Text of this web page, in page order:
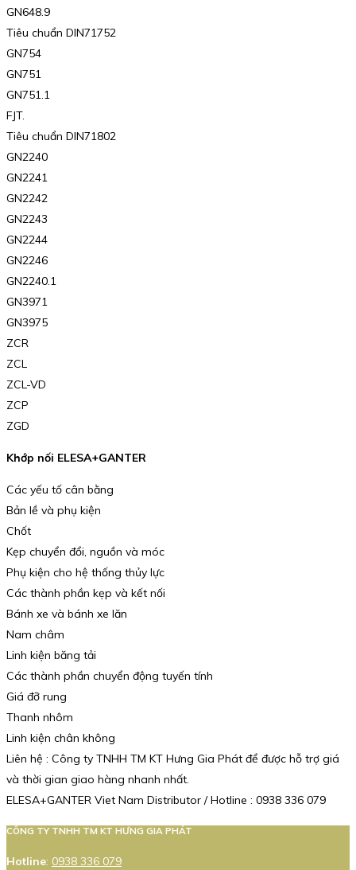
GN648.9
Tiêu chuẩn DIN71752
GN754
GN751
GN751.1
FJT.
Tiêu chuẩn DIN71802
GN2240
GN2241
GN2242
GN2243
GN2244
GN2246
GN2240.1
GN3971
GN3975
ZCR
ZCL
ZCL-VD
ZCP
ZGD
Khớp nối ELESA+GANTER
Các yếu tố cân bằng
Bản lề và phụ kiện
Chốt
Kẹp chuyển đổi, nguồn và móc
Phụ kiện cho hệ thống thủy lực
Các thành phần kẹp và kết nối
Bánh xe và bánh xe lăn
Nam châm
Linh kiện băng tải
Các thành phần chuyển động tuyến tính
Giá đỡ rung
Thanh nhôm
Linh kiện chân không
Liên hệ : Công ty TNHH TM KT Hưng Gia Phát để được hỗ trợ giá
và thời gian giao hàng nhanh nhất.
ELESA+GANTER Viet Nam Distributor / Hotline : 0938 336 079
CÔNG TY TNHH TM KT HƯNG GIA PHÁT
Hotline: 0938 336 079